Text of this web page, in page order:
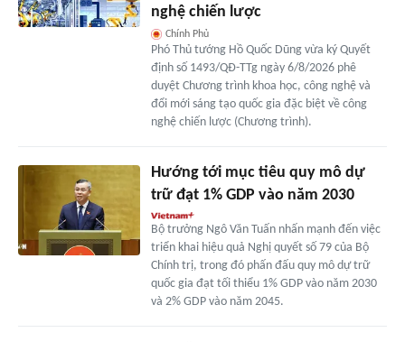
nghệ chiến lược
Chính Phủ
Phó Thủ tướng Hồ Quốc Dũng vừa ký Quyết
định số 1493/QĐ-TTg ngày 6/8/2026 phê
duyệt Chương trình khoa học, công nghệ và
đổi mới sáng tạo quốc gia đặc biệt về công
nghệ chiến lược (Chương trình).
Hướng tới mục tiêu quy mô dự
trữ đạt 1% GDP vào năm 2030
Bộ trưởng Ngô Văn Tuấn nhấn mạnh đến việc
triển khai hiệu quả Nghị quyết số 79 của Bộ
Chính trị, trong đó phấn đấu quy mô dự trữ
quốc gia đạt tối thiểu 1% GDP vào năm 2030
và 2% GDP vào năm 2045.